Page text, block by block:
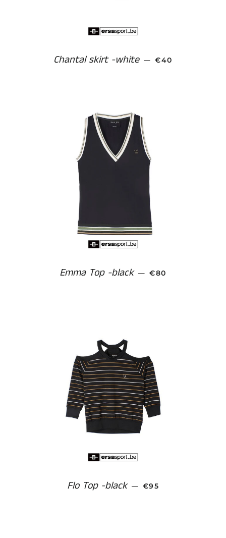
Chantal skirt -white — €40
Emma Top -black — NORMALE PRIJS
€80
Flo Top -black — NORMALE PRIJS
€95